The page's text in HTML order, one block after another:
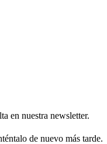
en nuestra newsletter.
de nuevo más tarde.